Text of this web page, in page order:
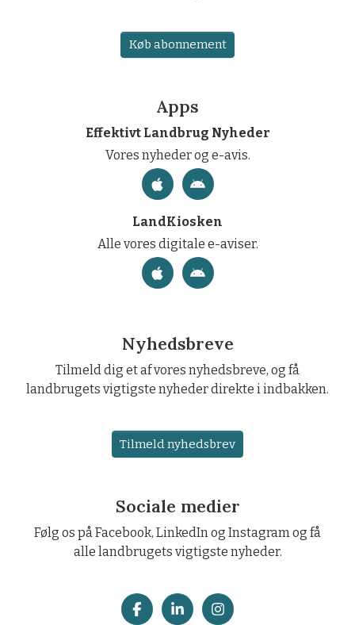
Køb abonnement
Apps
Effektivt Landbrug Nyheder
Vores nyheder og e-avis.
LandKiosken
Alle vores digitale e-aviser.
Nyhedsbreve
Tilmeld dig et af vores nyhedsbreve, og få
landbrugets vigtigste nyheder direkte i indbakken.
Tilmeld nyhedsbrev
Sociale medier
Følg os på Facebook, LinkedIn og Instagram og få
alle landbrugets vigtigste nyheder.